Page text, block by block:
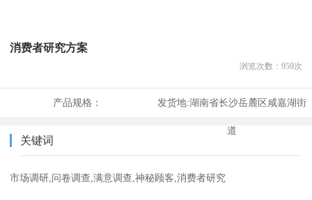
消费者研究方案
浏览次数： 959次
产品规格： 发货地:湖南省长沙岳麓区咸嘉湖街
道
关键词
市场调研,问卷调查,满意调查,神秘顾客,消费者研究